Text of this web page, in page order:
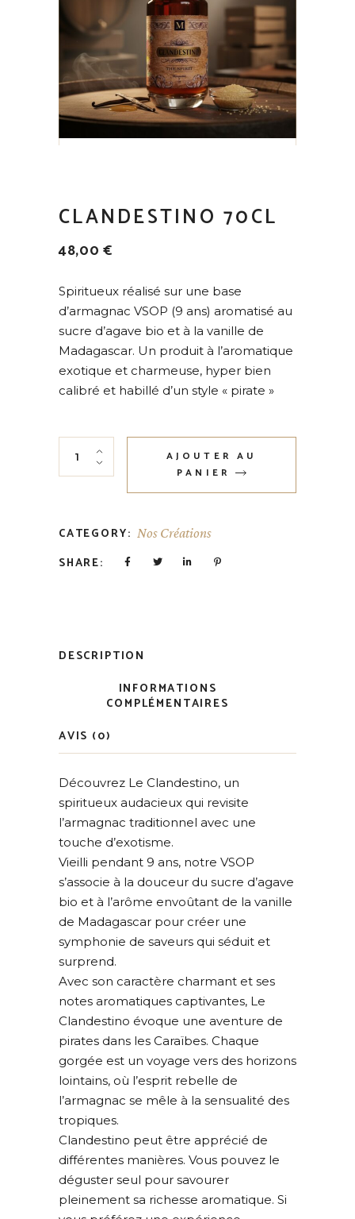
CLANDESTINO 70CL
48,00€
Spiritueux réalisé sur une base
d’armagnac VSOP (9 ans) aromatisé au
sucre d’agave bio et à la vanille de
Madagascar. Un produit à l’aromatique
exotique et charmeuse, hyper bien
calibré et habillé d’un style « pirate »
Clandestino 70cl quantity
AJOUTER AU
PANIER
CATEGORY: Nos Créations
SHARE:
DESCRIPTION
INFORMATIONS
COMPLÉMENTAIRES
AVIS (0)
Découvrez Le Clandestino, un
spiritueux audacieux qui revisite
l’armagnac traditionnel avec une
touche d’exotisme.
Vieilli pendant 9 ans, notre VSOP
s’associe à la douceur du sucre d’agave
bio et à l’arôme envoûtant de la vanille
de Madagascar pour créer une
symphonie de saveurs qui séduit et
surprend.
Avec son caractère charmant et ses
notes aromatiques captivantes, Le
Clandestino évoque une aventure de
pirates dans les Caraïbes. Chaque
gorgée est un voyage vers des horizons
lointains, où l’esprit rebelle de
l’armagnac se mêle à la sensualité des
tropiques.
Clandestino peut être apprécié de
différentes manières. Vous pouvez le
déguster seul pour savourer
pleinement sa richesse aromatique. Si